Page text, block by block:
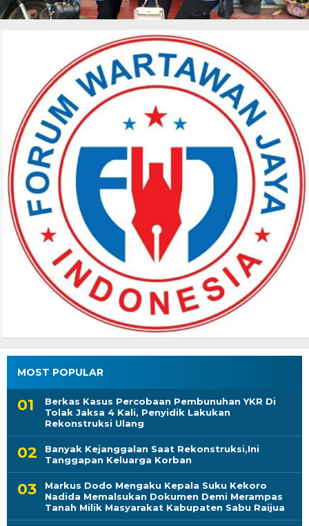
MOST POPULAR
Berkas Kasus Percobaan Pembunuhan YKR Di
Tolak Jaksa 4 Kali, Penyidik Lakukan
Rekonstruksi Ulang
Banyak Kejanggalan Saat Rekonstruksi,Ini
Tanggapan Keluarga Korban
Markus Dodo Mengaku Kepala Suku Kekoro
Nadida Memalsukan Dokumen Demi Merampas
Tanah Milik Masyarakat Kabupaten Sabu Raijua